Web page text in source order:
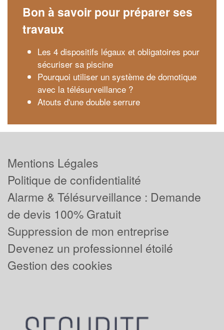
Bon à savoir pour préparer ses
travaux
Les 4 dispositifs légaux et obligatoires pour
sécuriser sa piscine
Pourquoi utiliser un système de domotique
avec la télésurveillance ?
Atouts d'une double serrure
Mentions Légales
Politique de confidentialité
Alarme & Télésurveillance : Demande
de devis 100% Gratuit
Suppression de mon entreprise
Devenez un professionnel étoilé
Gestion des cookies